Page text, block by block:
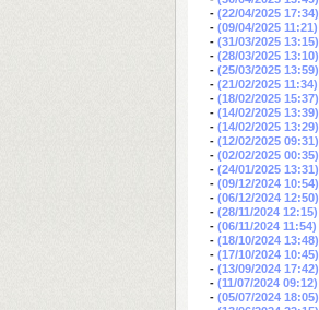
- (22/04/2025 17:34)
- (09/04/2025 11:21)
- (31/03/2025 13:15)
- (28/03/2025 13:10)
- (25/03/2025 13:59)
- (21/02/2025 11:34)
- (18/02/2025 15:37)
- (14/02/2025 13:39)
- (14/02/2025 13:29)
- (12/02/2025 09:31)
- (02/02/2025 00:35)
- (24/01/2025 13:31)
- (09/12/2024 10:54)
- (06/12/2024 12:50)
- (28/11/2024 12:15)
- (06/11/2024 11:54)
- (18/10/2024 13:48)
- (17/10/2024 10:45)
- (13/09/2024 17:42)
- (11/07/2024 09:12)
- (05/07/2024 18:05)